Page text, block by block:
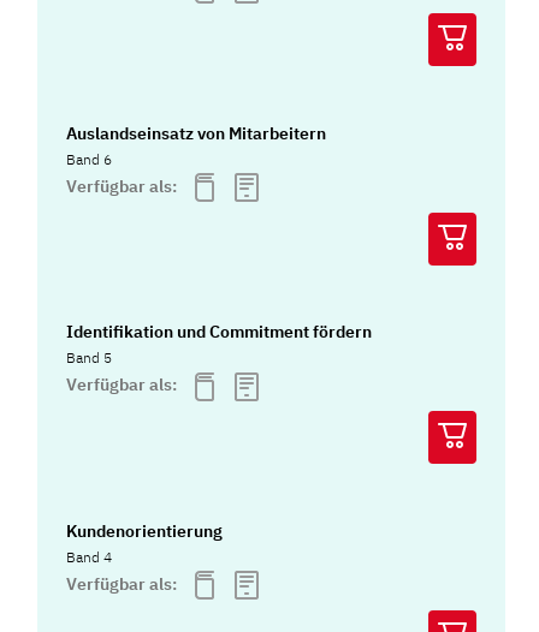
Auslandseinsatz von Mitarbeitern
Band 6
Verfügbar als:
Identifikation und Commitment fördern
Band 5
Verfügbar als:
Kundenorientierung
Band 4
Verfügbar als: